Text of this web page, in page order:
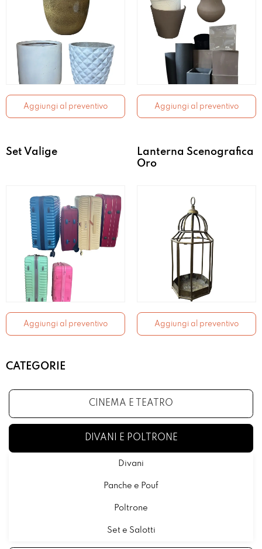
Aggiungi al preventivo Aggiungi al preventivo
Set Valige
Aggiungi al preventivo
Lanterna Scenografica
Oro
Aggiungi al preventivo
CATEGORIE
CINEMA E TEATRO
DIVANI E POLTRONE
Divani
Panche e Pouf
Poltrone
Set e Salotti